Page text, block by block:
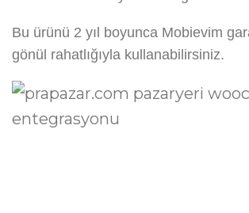
Bu ürünü 2 yıl boyunca Mobievim
gönül rahatlığıyla kullanabilirsiniz.